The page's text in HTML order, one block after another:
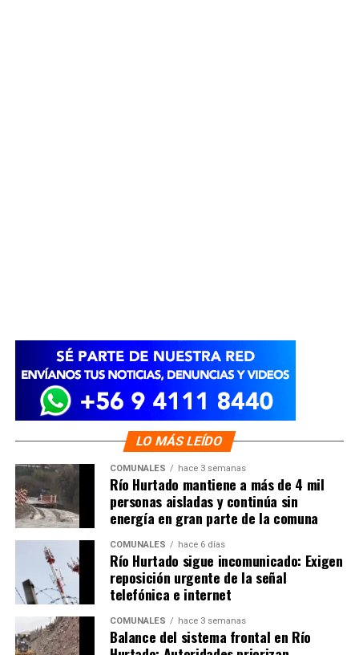
LO MÁS LEÍDO
COMUNALES hace 3 semanas
Río Hurtado mantiene a más de 4 mil
personas aisladas y continúa sin
energía en gran parte de la comuna
COMUNALES hace 6 días
Río Hurtado sigue incomunicado: Exigen
reposición urgente de la señal
telefónica e internet
COMUNALES hace 3 semanas
Balance del sistema frontal en Río